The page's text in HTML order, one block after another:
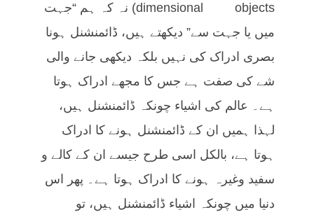
dimensional objects) نہ کہ ہم “جہت
میں یا جہت سے” دیکھتے ہیں، ڈائمنشنل ہونا
بصری ادراک کی نہیں بلکہ دیکھی جانے والی
شے کی صفت ہے جس کا مجھے ادراک ہوتا
ہے۔ عالم کی اشیاء چونکہ ڈائمنشنل ہیں،
لہذا ہمیں ان کے ڈائمنشنل ہونے کا ادراک
ہوتا ہے، بالکل اسی طرح جیسے ان کے کالے و
سفید وغیرہ ہونے کا ادراک ہوتا ہے۔ پھر اس
دنیا میں چونکہ اشیاء ڈائمنشنل ہیں، تو